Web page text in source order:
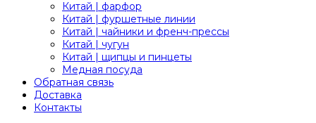
Китай | фарфор
Китай | фуршетные линии
Китай | чайники и френч-прессы
Китай | чугун
Китай | щипцы и пинцеты
Медная посуда
Обратная связь
Доставка
Контакты